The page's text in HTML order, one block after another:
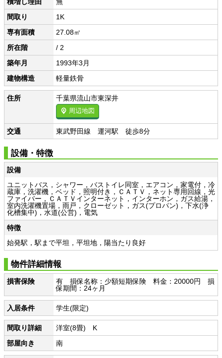
積増し理由
無
間取り
1K
専有面積
27.08㎡
所在階
/ 2
築年月
1993年3月
建物構造
軽量鉄骨
住所 千葉県流山市東深井
周辺地図
交通 東武野田線 運河駅 徒歩8分
設備・特徴
設備
ユニットバス，シャワー，バストイレ同室，エアコン，家電付，冷
蔵庫，洗濯機，ベッド，照明付き，ＣＡＴＶ，ネット専用回線，光
ファイバー，ＣＡＴＶインターネット，インターホン，ガス給湯，
室内洗濯機置場，雨戸，クローゼット，ガス(プロパン)，下水(浄
化槽集中)，水道(公営)，電気
特徴
始発駅，駅まで平坦，平坦地，陽当たり良好
物件詳細情報
損害保険
有 損保名称：少額短期保険 料金：20000円 損
保期間：24ヶ月
入居条件 学生(限定)
間取り詳細
洋室(8畳) K
部屋向き
南